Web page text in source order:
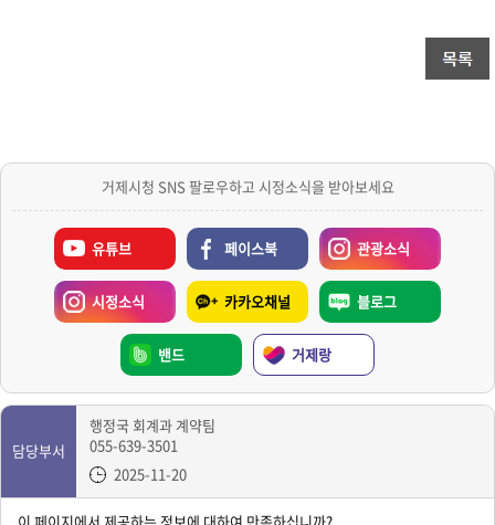
거제시청 SNS 팔로우하고 시정소식을 받아보세요
유튜브 페이스북 관광소식
시정소식 카카오채널 블로그
밴드 거제랑
담당부서
행정국 회계과 계약팀
055-639-3501
2025-11-20